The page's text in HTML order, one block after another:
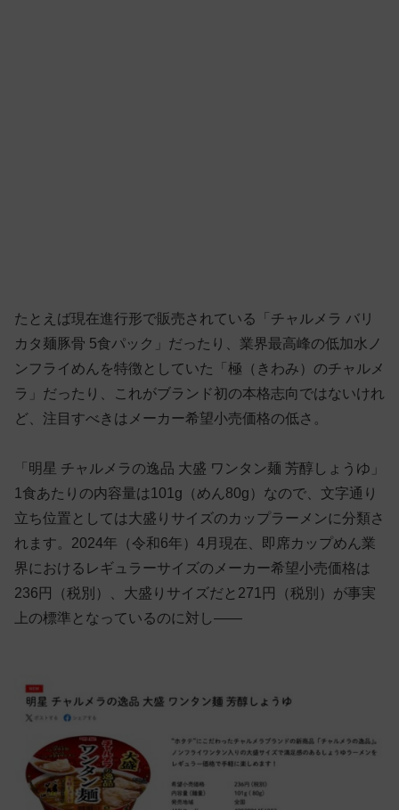
たとえば現在進行形で販売されている「チャルメラ バリ
カタ麺豚骨 5食パック」だったり、業界最高峰の低加水ノ
ンフライめんを特徴としていた「極（きわみ）のチャルメ
ラ」だったり、これがブランド初の本格志向ではないけれ
ど、注目すべきはメーカー希望小売価格の低さ。
「明星 チャルメラの逸品 大盛 ワンタン麺 芳醇しょうゆ」
1食あたりの内容量は101g（めん80g）なので、文字通り
立ち位置としては大盛りサイズのカップラーメンに分類さ
れます。2024年（令和6年）4月現在、即席カップめん業
界におけるレギュラーサイズのメーカー希望小売価格は
236円（税別）、大盛りサイズだと271円（税別）が事実
上の標準となっているのに対し——